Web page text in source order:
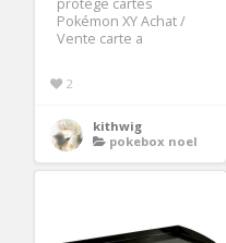
protège cartes
Pokémon XY Achat /
Vente carte a
2
kithwig
pokebox noel